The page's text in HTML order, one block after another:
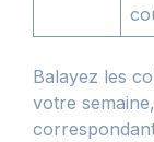
Balayez les
votre